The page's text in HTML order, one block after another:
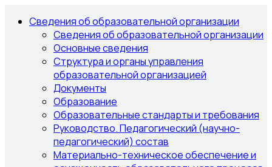
Сведения об образовательной организации
Сведения об образовательной организации
Основные сведения
Структура и органы управления
образовательной организацией
Документы
Образование
Образовательные стандарты и требования
Руководство. Педагогический (научно-
педагогический) состав
Материально-техническое обеспечение и